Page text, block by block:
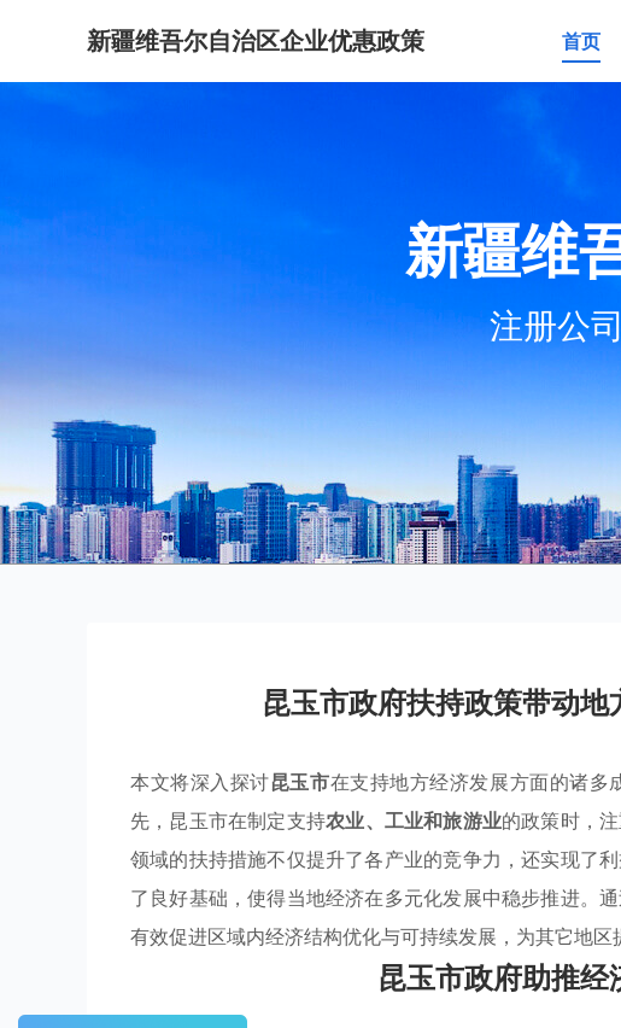
新疆维吾尔自治区企业优惠政策 首页
新疆维
注册公
昆玉市政府扶持政策带动
本文将深入探讨昆玉市在支持地方经济发展方面的诸多
先，昆玉市在制定支持农业、工业和旅游业的政策时，
领域的扶持措施不仅提升了各产业的竞争力，还实现了
了良好基础，使得当地经济在多元化发展中稳步推进。
有效促进区域内经济结构优化与可持续发展，为其它地区
昆玉市政府助推